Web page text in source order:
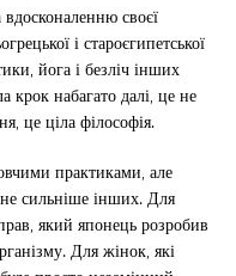
своєї
і староєгипетської
йога і безліч інших
крок набагато далі, це не
це ціла філософія.
практиками, але
сильніше інших. Для
який японець розробив
Для жінок, які